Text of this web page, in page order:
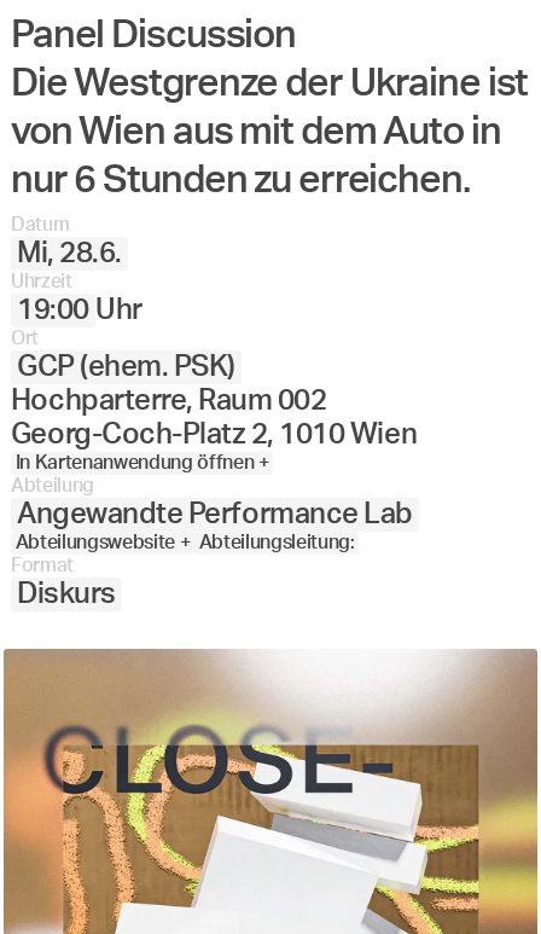
27. 28. 29. 30. Juni
Festival
2023
Panel Discussion
Die Westgrenze der Ukraine ist
von Wien aus mit dem Auto in
nur 6 Stunden zu erreichen.
Datum
Mi, 28.6.
Uhrzeit
19:00 Uhr
Ort
GCP (ehem. PSK)
Hochparterre, Raum 002
Georg-Coch-Platz 2, 1010 Wien
In Kartenanwendung öffnen +
Abteilung
Angewandte Performance Lab
Abteilungswebsite + Abteilungsleitung:
Format
Diskurs